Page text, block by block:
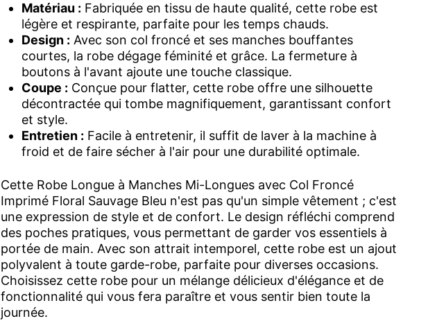
Matériau : Fabriquée en tissu de haute qualité, cette robe est
légère et respirante, parfaite pour les temps chauds.
Design : Avec son col froncé et ses manches bouffantes
courtes, la robe dégage féminité et grâce. La fermeture à
boutons à l'avant ajoute une touche classique.
Coupe : Conçue pour flatter, cette robe offre une silhouette
décontractée qui tombe magnifiquement, garantissant confort
et style.
Entretien : Facile à entretenir, il suffit de laver à la machine à
froid et de faire sécher à l'air pour une durabilité optimale.
Cette Robe Longue à Manches Mi-Longues avec Col Froncé
Imprimé Floral Sauvage Bleu n'est pas qu'un simple vêtement ; c'est
une expression de style et de confort. Le design réfléchi comprend
des poches pratiques, vous permettant de garder vos essentiels à
portée de main. Avec son attrait intemporel, cette robe est un ajout
polyvalent à toute garde-robe, parfaite pour diverses occasions.
Choisissez cette robe pour un mélange délicieux d'élégance et de
fonctionnalité qui vous fera paraître et vous sentir bien toute la
journée.